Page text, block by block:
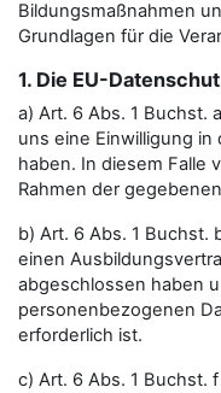
Bildungsmaßnahmen
Grundlagen für die
1. Die EU-
a) Art. 6 Abs. 1 Buchst.
uns eine Einwilligung
haben. In diesem Falle
Rahmen der
b) Art. 6 Abs. 1 Buchst.
einen
abgeschlossen haben
personenbezogenen
erforderlich ist.
c) Art. 6 Abs. 1 Buchst.